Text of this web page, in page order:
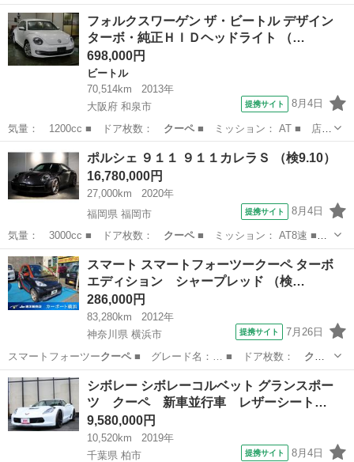
PR…
岐阜 本巣市 その他
フォルクスワーゲン ザ・ビートル デザイン
ターボ・純正ＨＩＤヘッドライト （…
698,000円
ビートル
70,514km
2013年
大阪府 和泉市
提携サイト 8月4日
気量： 1200cc ■ ドア枚数： クーペ■ ミッション： AT ■ 店舗
PR…
大阪 和泉市
ポルシェ ９１１ ９１１カレラＳ （検9.10）
16,780,000円
27,000km
2020年
福岡県 福岡市
提携サイト 8月4日
気量： 3000cc ■ ドア枚数： クーペ■ ミッション： AT8速 ■
店舗…
福岡 福岡市 その他
スマート スマートフォーツークーペ ターボ
エディション シャープレッド （検…
286,000円
83,280km
2012年
神奈川県 横浜市
提携サイト 7月26日
スマートフォーツークーペ ■ グレード名：… ■ ドア枚数： クー
ペ■ ミッション：…
神奈川 横浜市 その他
シボレー シボレーコルベット グランスポー
ツ クーペ 新車並行車 レザーシート…
9,580,000円
10,520km
2019年
千葉県 柏市
提携サイト 8月4日